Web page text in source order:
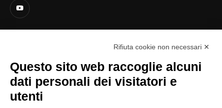
Menu
Home
Rifiuta cookie non necessari ✕
Questo sito web raccoglie alcuni
dati personali dei visitatori e
utenti